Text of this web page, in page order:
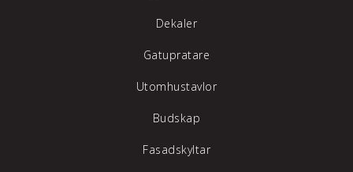
Dekaler
Gatupratare
Utomhustavlor
Budskap
Fasadskyltar